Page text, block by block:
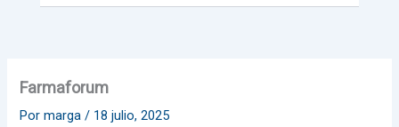
Farmaforum
Pormarga/ 18 julio, 2025